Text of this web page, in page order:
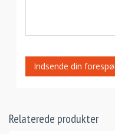
Indsende din
Relaterede produkter